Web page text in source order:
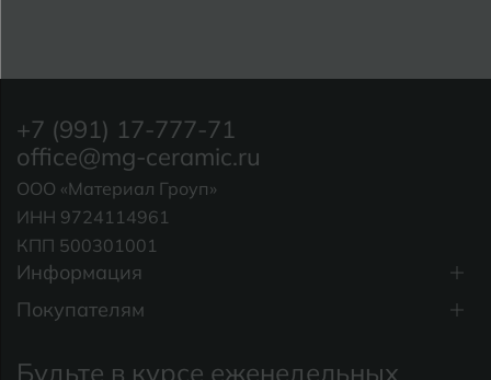
Информация
Покупателям
+7 (991) 17-777-71
office@mg-ceramic.ru
ООО «Материал Гроуп»
ИНН 9724114961
КПП 500301001
Будьте в курсе еженедельных